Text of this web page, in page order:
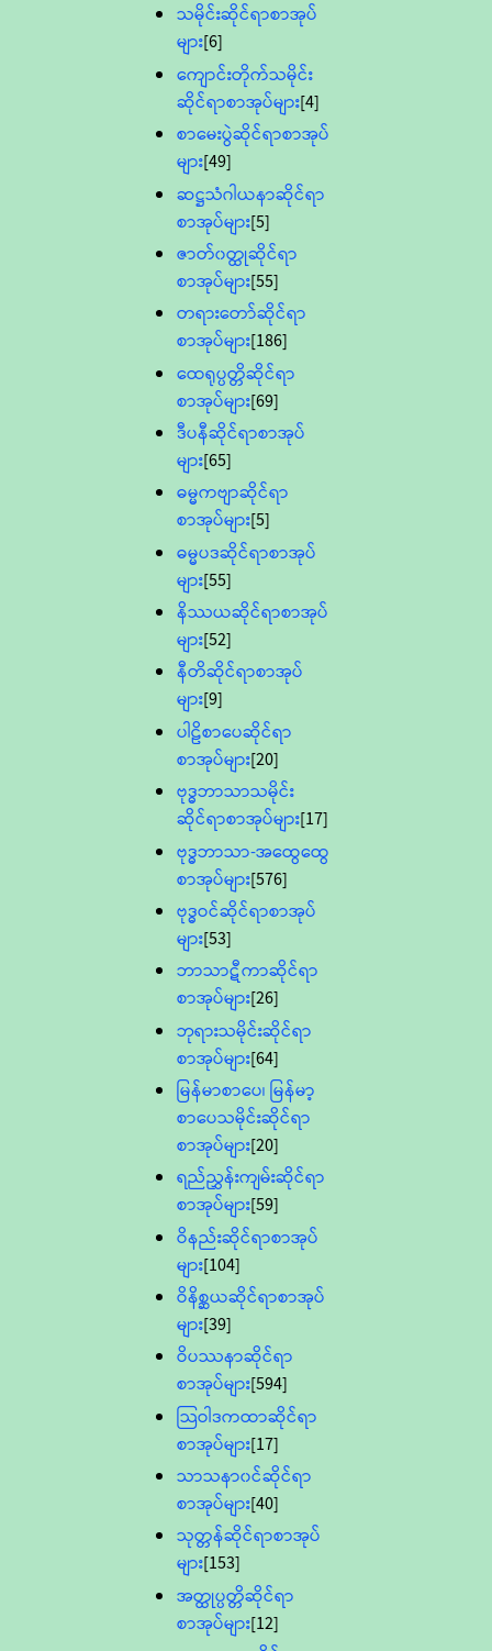
သမိုင်းဆိုင်ရာစာအုပ်
များ[6]
ကျောင်းတိုက်သမိုင်း
ဆိုင်ရာစာအုပ်များ[4]
စာမေးပွဲဆိုင်ရာစာအုပ်
များ[49]
ဆဋ္ဌသံဂါယနာဆိုင်ရာ
စာအုပ်များ[5]
ဇာတ်၀တ္ထုဆိုင်ရာ
စာအုပ်များ[55]
တရားတော်ဆိုင်ရာ
စာအုပ်များ[186]
ထေရုပ္ပတ္တိဆိုင်ရာ
စာအုပ်များ[69]
ဒီပနီဆိုင်ရာစာအုပ်
များ[65]
ဓမ္မကဗျာဆိုင်ရာ
စာအုပ်များ[5]
ဓမ္မပဒဆိုင်ရာစာအုပ်
များ[55]
နိဿယဆိုင်ရာစာအုပ်
များ[52]
နီတိဆိုင်ရာစာအုပ်
များ[9]
ပါဠိစာပေဆိုင်ရာ
စာအုပ်များ[20]
ဗုဒ္ဓဘာသာသမိုင်း
ဆိုင်ရာစာအုပ်များ[17]
ဗုဒ္ဓဘာသာ-အထွေထွေ
စာအုပ်များ[576]
ဗုဒ္ဓဝင်ဆိုင်ရာစာအုပ်
များ[53]
ဘာသာဋီကာဆိုင်ရာ
စာအုပ်များ[26]
ဘုရားသမိုင်းဆိုင်ရာ
စာအုပ်များ[64]
မြန်မာစာပေ၊ မြန်မာ့
စာပေသမိုင်းဆိုင်ရာ
စာအုပ်များ[20]
ရည်ညွှန်းကျမ်းဆိုင်ရာ
စာအုပ်များ[59]
ဝိနည်းဆိုင်ရာစာအုပ်
များ[104]
ဝိနိစ္ဆယဆိုင်ရာစာအုပ်
များ[39]
ဝိပဿနာဆိုင်ရာ
စာအုပ်များ[594]
သြဝါဒကထာဆိုင်ရာ
စာအုပ်များ[17]
သာသနာ၀င်ဆိုင်ရာ
စာအုပ်များ[40]
သုတ္တန်ဆိုင်ရာစာအုပ်
များ[153]
အတ္ထုပ္ပတ္တိဆိုင်ရာ
စာအုပ်များ[12]